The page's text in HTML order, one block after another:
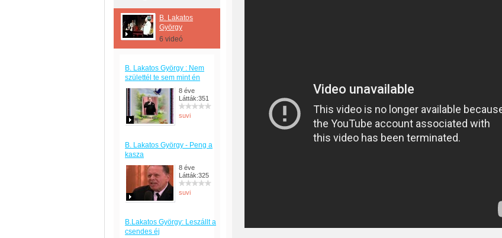
B. Lakatos
György
6 videó
B. Lakatos György : Nem
születtél te sem mint én
8 éve
Látták:351
suvi
B. Lakatos György - Peng a
kasza
8 éve
Látták:325
suvi
B.Lakatos György: Leszállt a
csendes éj